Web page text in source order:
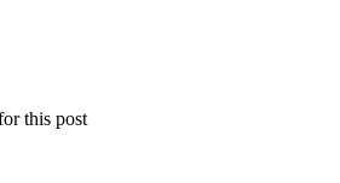
this post